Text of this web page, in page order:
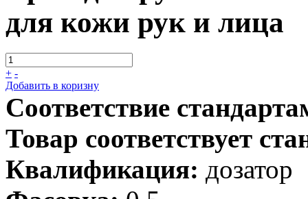
для кожи рук и лица
+ -
Добавить в коризну
Соответствие
Товар соответствует
Квалификация: дозатор